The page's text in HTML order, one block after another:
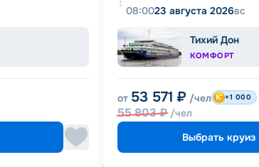
08:0023 августа 2026вс
Тихий Дон
КОМФОРТ
от 53 571 ₽ /чел
55 803₽ /чел
+1 000
Выбрать круиз